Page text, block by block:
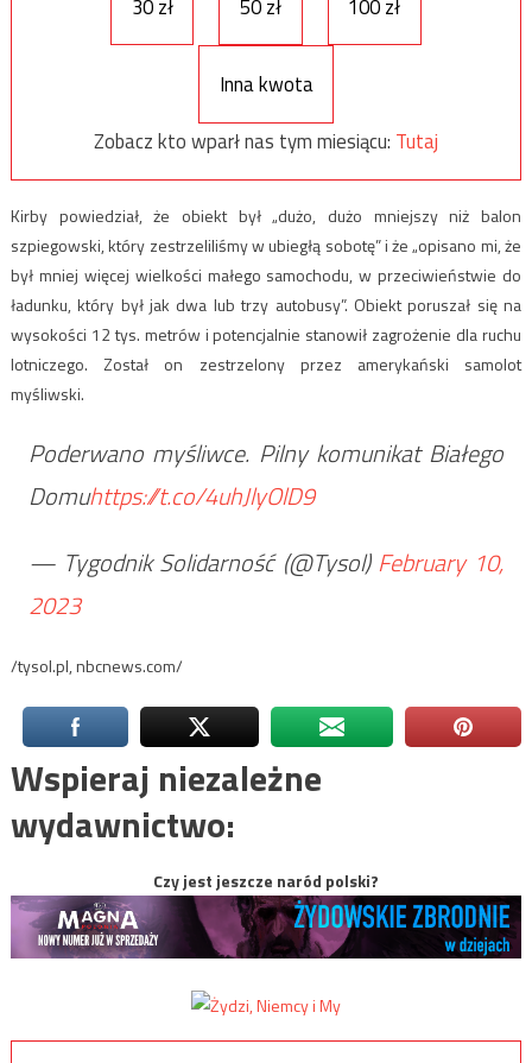
30 zł 50 zł 100 zł
Inna kwota
Zobacz kto wparł nas tym miesiącu: Tutaj
Kirby powiedział, że obiekt był „dużo, dużo mniejszy niż balon
szpiegowski, który zestrzeliliśmy w ubiegłą sobotę” i że „opisano mi, że
był mniej więcej wielkości małego samochodu, w przeciwieństwie do
ładunku, który był jak dwa lub trzy autobusy”. Obiekt poruszał się na
wysokości 12 tys. metrów i potencjalnie stanowił zagrożenie dla ruchu
lotniczego. Został on zestrzelony przez amerykański samolot
myśliwski.
Poderwano myśliwce. Pilny komunikat Białego
Domuhttps://t.co/4uhJlyOlD9
— Tygodnik Solidarność (@Tysol)February 10,
2023
/tysol.pl, nbcnews.com/
Wspieraj niezależne
wydawnictwo:
Czy jest jeszcze naród polski?